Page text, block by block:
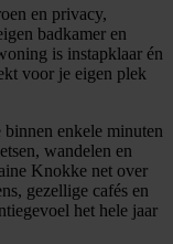
en privacy,
badkamer en
is instapklaar én
voor je eigen plek
enkele minuten
wandelen en
Knokke net over
gezellige cafés en
het hele jaar